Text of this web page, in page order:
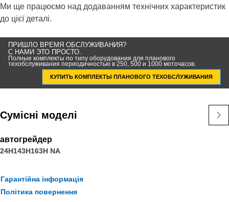
Ми ще працюємо над додаванням технічних характеристик
до цієї деталі.
ПРИШЛО ВРЕМЯ ОБСЛУЖИВАНИЯ?
С НАМИ ЭТО ПРОСТО.
Полные комплекты по типу оборудования для планового
техобслуживания периодичностью в 250, 500 и 1000 моточасов.
КУПИТЬ КОМПЛЕКТЫ ПЛАНОВОГО ТЕХОБСЛУЖИВАНИЯ
Сумісні моделі
автогрейдер
24H143H163H NA
Гарантійна інформація
Політика повернення